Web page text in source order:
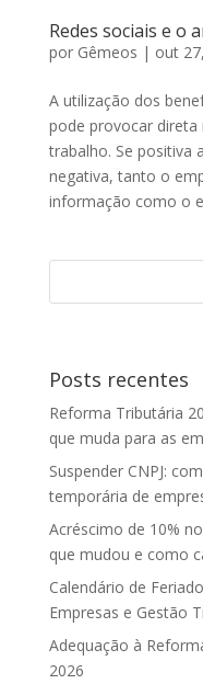
Redes sociais e o
por Gêmeos | out
A utilização dos
pode provocar direta
trabalho. Se positiva
negativa, tanto o
informação como o
Posts recentes
Reforma Tributária
que muda para as
Suspender CNPJ:
temporária de
Acréscimo de 10%
que mudou e como
Calendário de
Empresas e Gestão
Adequação à
2026